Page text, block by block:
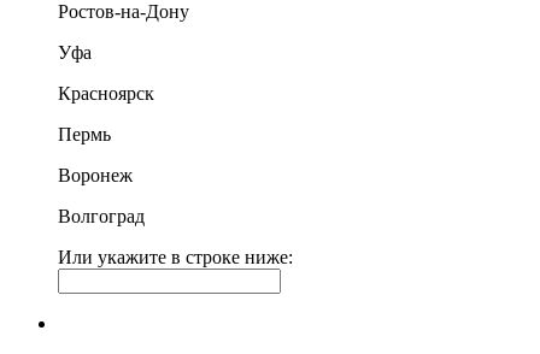
Ростов-на-Дону
Уфа
Красноярск
Пермь
Воронеж
Волгоград
Или укажите в строке ниже: